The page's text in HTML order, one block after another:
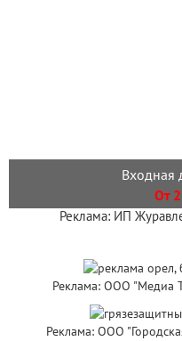
Входная
От
Реклама: ИП
Реклама: ООО "Медиа
Реклама: ООО